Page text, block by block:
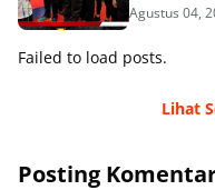
Agustus 04,
Failed to load posts.
Lihat
Posting